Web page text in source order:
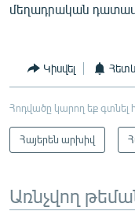
մեղադրական
Կիսվել
Հոդվածը կարող եք գտնել
Հայերեն արխիվ
Առնչվող